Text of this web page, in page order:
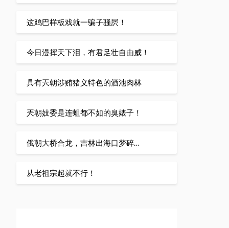
这鸡巴样板戏就一骗子骚屄！
今日漫挥天下泪，有君足壮自由威！
具有兲朝涉贿猪义特色的酒池肉林
兲朝妓委是连蛆都不如的臭婊子！
俄朝大桥合龙，吉林出海口梦碎…
从老祖宗起就不行！